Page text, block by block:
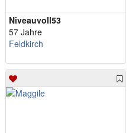
Niveauvoll53
57 Jahre
Feldkirch